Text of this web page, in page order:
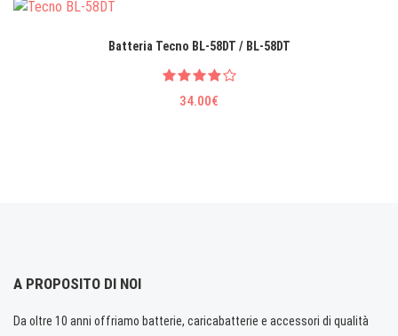
Batteria Tecno BL-58DT / BL-58DT
34.00€
A PROPOSITO DI NOI
Da oltre 10 anni offriamo batterie, caricabatterie e accessori di qualità